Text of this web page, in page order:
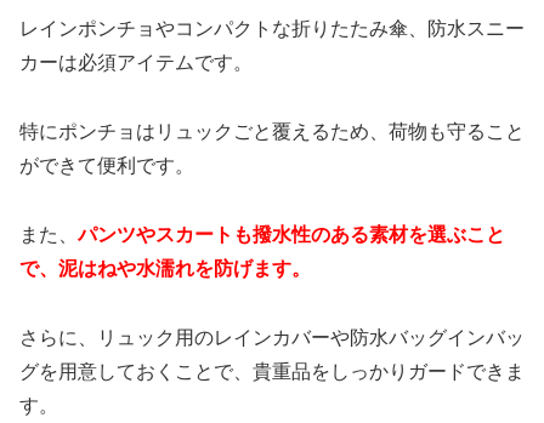
レインポンチョやコンパクトな折りたたみ傘、防水スニー
カーは必須アイテムです。
特にポンチョはリュックごと覆えるため、荷物も守ること
ができて便利です。
また、パンツやスカートも撥水性のある素材を選ぶこと
で、泥はねや水濡れを防げます。
さらに、リュック用のレインカバーや防水バッグインバッ
グを用意しておくことで、貴重品をしっかりガードできま
す。